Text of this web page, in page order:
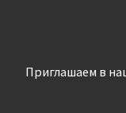
Приглашаем в